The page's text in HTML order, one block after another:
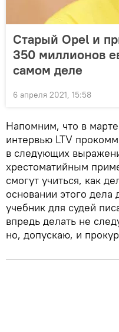
Старый Opel и
350 миллионов
самом деле
6 апреля 2021, 15:58
Напомним, что в
интервью LTV
в следующих
хрестоматийным
смогут учиться, как
основании этого
учебник для судей
впредь делать не
но, допускаю, и